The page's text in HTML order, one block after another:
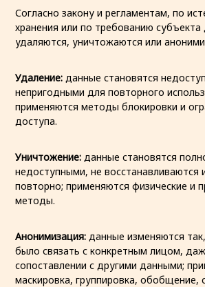
Согласно закону и регламентам, по
хранения или по требованию субъекта
удаляются, уничтожаются или
Удаление: данные становятся
непригодными для повторного
применяются методы блокировки и
доступа.
Уничтожение: данные становятся
недоступными, не восстанавливаются
повторно; применяются физические и
методы.
Анонимизация: данные изменяются
было связать с конкретным лицом,
сопоставлении с другими данными;
маскировка, группировка, обобщение,